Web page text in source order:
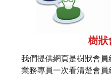
樹狀
我們提供網頁是樹狀會
業務專員一次看清楚會員